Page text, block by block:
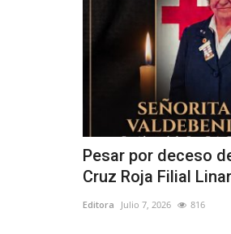
Pesar por deceso
Cruz Roja Filial
Editora Julio 7, 2026 816